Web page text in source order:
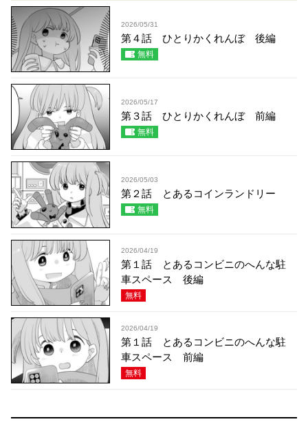
2026/05/31
第４話 ひとりかくれんぼ 後編
無料
2026/05/17
第３話 ひとりかくれんぼ 前編
無料
2026/05/03
第２話 とあるコインランドリー
無料
2026/04/19
第１話 とあるコンビニのへんな駐
車スペース 後編
無料
2026/04/19
第１話 とあるコンビニのへんな駐
車スペース 前編
無料